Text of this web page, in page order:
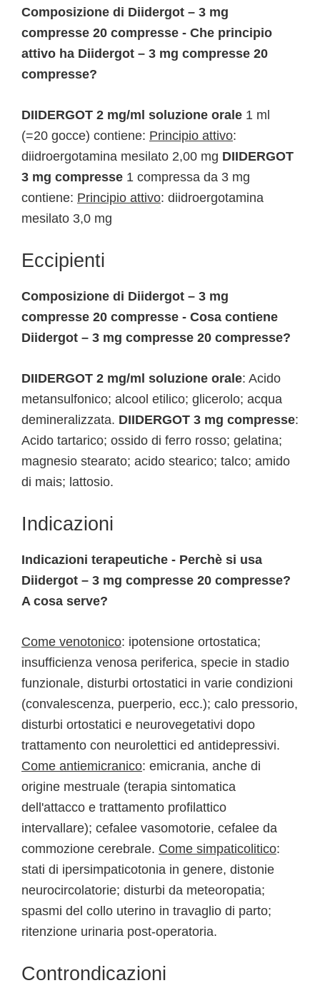
Composizione di Diidergot – 3 mg
compresse 20 compresse - Che principio
attivo ha Diidergot – 3 mg compresse 20
compresse?
DIIDERGOT 2 mg/ml soluzione orale 1 ml
(=20 gocce) contiene: Principio attivo:
diidroergotamina mesilato 2,00 mg DIIDERGOT
3 mg compresse 1 compressa da 3 mg
contiene: Principio attivo: diidroergotamina
mesilato 3,0 mg
Eccipienti
Composizione di Diidergot – 3 mg
compresse 20 compresse - Cosa contiene
Diidergot – 3 mg compresse 20 compresse?
DIIDERGOT 2 mg/ml soluzione orale: Acido
metansulfonico; alcool etilico; glicerolo; acqua
demineralizzata. DIIDERGOT 3 mg compresse:
Acido tartarico; ossido di ferro rosso; gelatina;
magnesio stearato; acido stearico; talco; amido
di mais; lattosio.
Indicazioni
Indicazioni terapeutiche - Perchè si usa
Diidergot – 3 mg compresse 20 compresse?
A cosa serve?
Come venotonico: ipotensione ortostatica;
insufficienza venosa periferica, specie in stadio
funzionale, disturbi ortostatici in varie condizioni
(convalescenza, puerperio, ecc.); calo pressorio,
disturbi ortostatici e neurovegetativi dopo
trattamento con neurolettici ed antidepressivi.
Come antiemicranico: emicrania, anche di
origine mestruale (terapia sintomatica
dell'attacco e trattamento profilattico
intervallare); cefalee vasomotorie, cefalee da
commozione cerebrale. Come simpaticolitico:
stati di ipersimpaticotonia in genere, distonie
neurocircolatorie; disturbi da meteoropatia;
spasmi del collo uterino in travaglio di parto;
ritenzione urinaria post-operatoria.
Controndicazioni